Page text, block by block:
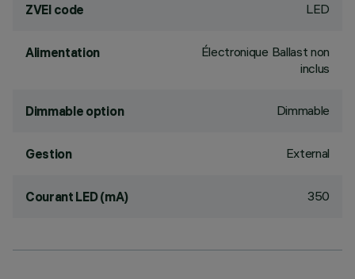
ZVEI code LED
Alimentation
Électronique Ballast non
inclus
Dimmable option Dimmable
Gestion External
Courant LED (mA) 350